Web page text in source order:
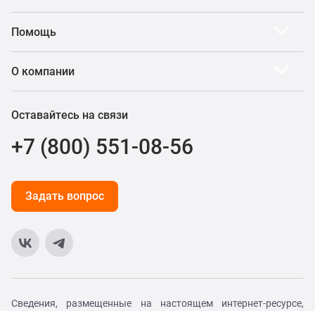
Помощь
О компании
Оставайтесь на связи
+7 (800) 551-08-56
Задать вопрос
Сведения, размещенные на настоящем интернет-ресурсе,